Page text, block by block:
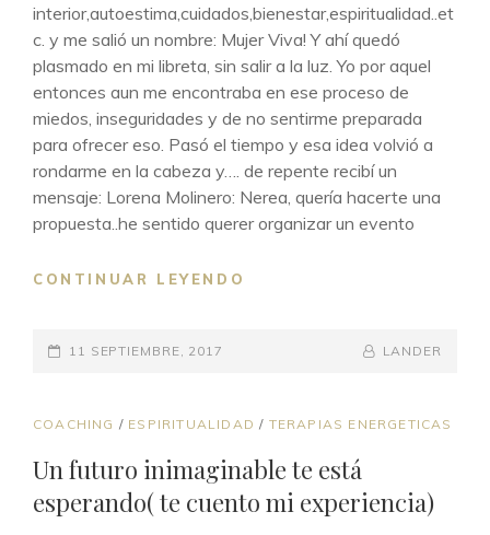
interior,autoestima,cuidados,bienestar,espiritualidad..et
c. y me salió un nombre: Mujer Viva! Y ahí quedó
plasmado en mi libreta, sin salir a la luz. Yo por aquel
entonces aun me encontraba en ese proceso de
miedos, inseguridades y de no sentirme preparada
para ofrecer eso. Pasó el tiempo y esa idea volvió a
rondarme en la cabeza y…. de repente recibí un
mensaje: Lorena Molinero: Nerea, quería hacerte una
propuesta..he sentido querer organizar un evento
CONTINUAR LEYENDO
PUBLICADO
11 SEPTIEMBRE, 2017
BY
BYLINE
LANDER
ENLACES
CATEGORÍAS
COACHING / ESPIRITUALIDAD / TERAPIAS ENERGETICAS
Un futuro inimaginable te está
esperando( te cuento mi experiencia)